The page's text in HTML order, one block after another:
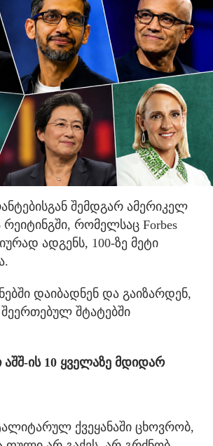
შემდგარ ამერიკელ
რომელსაც Forbes
ადგენს, 100-ზე მეტი
დაიბადნენ და გაიზარდენ,
შტატებში
ის 10 ყველაზე მდიდარ
ქვეყანაში ცხოვრობ,